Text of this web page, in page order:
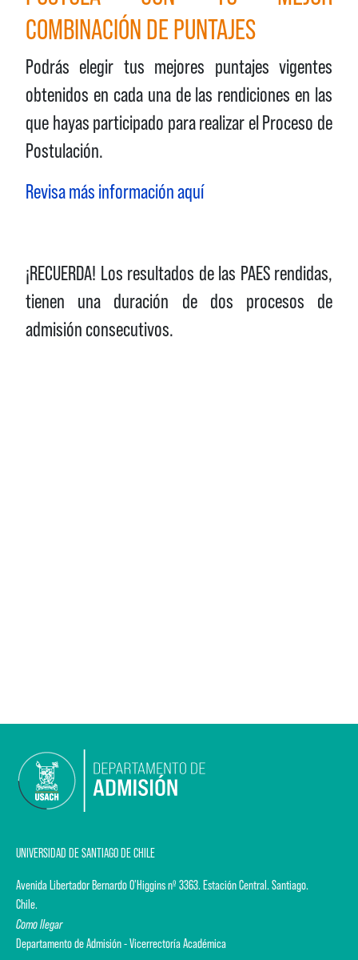
COMBINACIÓN DE PUNTAJES
Podrás elegir tus mejores puntajes vigentes
obtenidos en cada una de las rendiciones en las
que hayas participado para realizar el Proceso de
Postulación.
Revisa más información aquí
¡RECUERDA! Los resultados de las PAES rendidas,
tienen una duración de dos procesos de
admisión consecutivos.
UNIVERSIDAD DE SANTIAGO DE CHILE
Avenida Libertador Bernardo O'Higgins nº 3363. Estación Central. Santiago.
Chile.
Como llegar
Departamento de Admisión - Vicerrectoría Académica